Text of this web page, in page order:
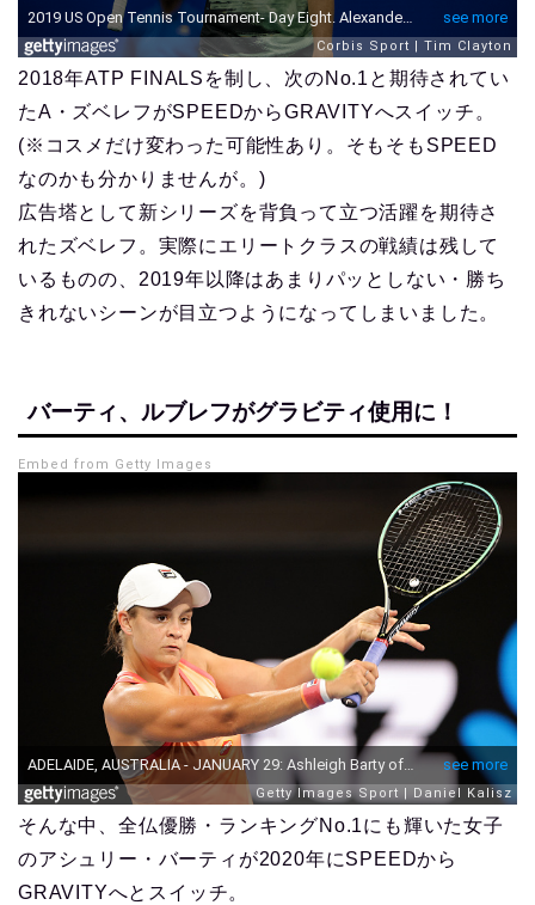
2018年ATP FINALSを制し、次のNo.1と期待されてい
たA・ズベレフがSPEEDからGRAVITYへスイッチ。
(※コスメだけ変わった可能性あり。そもそもSPEED
なのかも分かりませんが。)
広告塔として新シリーズを背負って立つ活躍を期待さ
れたズベレフ。実際にエリートクラスの戦績は残して
いるものの、2019年以降はあまりパッとしない・勝ち
きれないシーンが目立つようになってしまいました。
バーティ、ルブレフがグラビティ使用に！
Embed from Getty Images
そんな中、全仏優勝・ランキングNo.1にも輝いた女子
のアシュリー・バーティが2020年にSPEEDから
GRAVITYへとスイッチ。